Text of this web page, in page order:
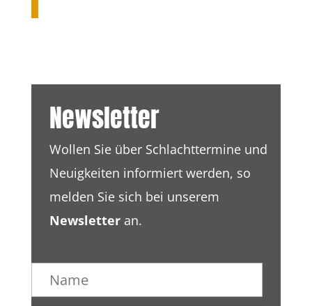
Newsletter
Wollen Sie über Schlachttermine und
Neuigkeiten informiert werden, so
melden Sie sich bei unserem
Newsletter an.